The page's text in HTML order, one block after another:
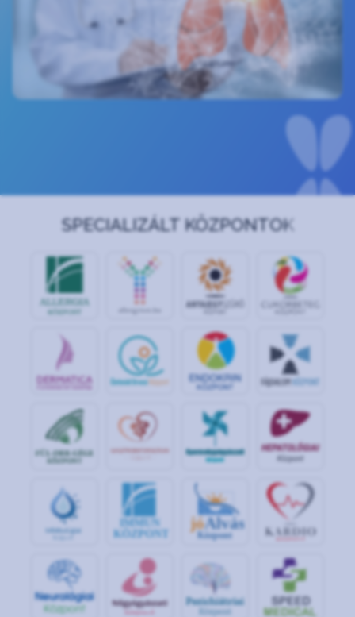
SPECIALIZÁLT KÖZPONTOK
IMMUN
KÖZPONT
jóAlvás
Központ